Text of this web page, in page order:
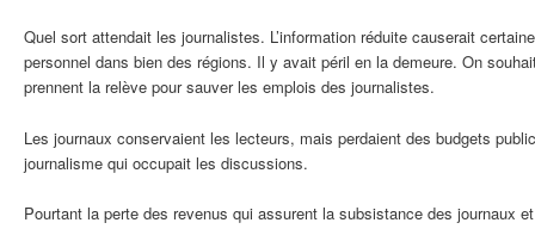
Quel sort attendait les journalistes. L’information réduite causerait
personnel dans bien des régions. Il y avait péril en la demeure. On
prennent la relève pour sauver les emplois des journalistes.
Les journaux conservaient les lecteurs, mais perdaient des budgets
journalisme qui occupait les discussions.
Pourtant la perte des revenus qui assurent la subsistance des journaux